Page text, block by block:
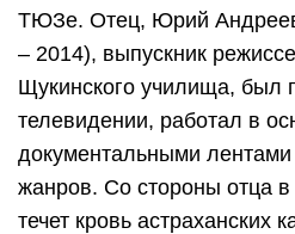
ТЮЗе. Отец, Юрий
– 2014), выпускник
Щукинского училища, был
телевидении, работал в
документальными
жанров. Со стороны отца в
течет кровь астраханских